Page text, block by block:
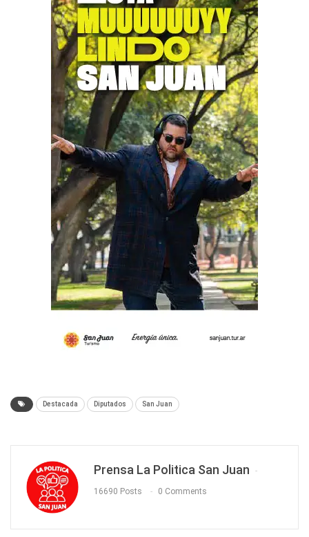
Destacada Diputados San Juan
Prensa La Politica San Juan
16690 Posts 0 Comments